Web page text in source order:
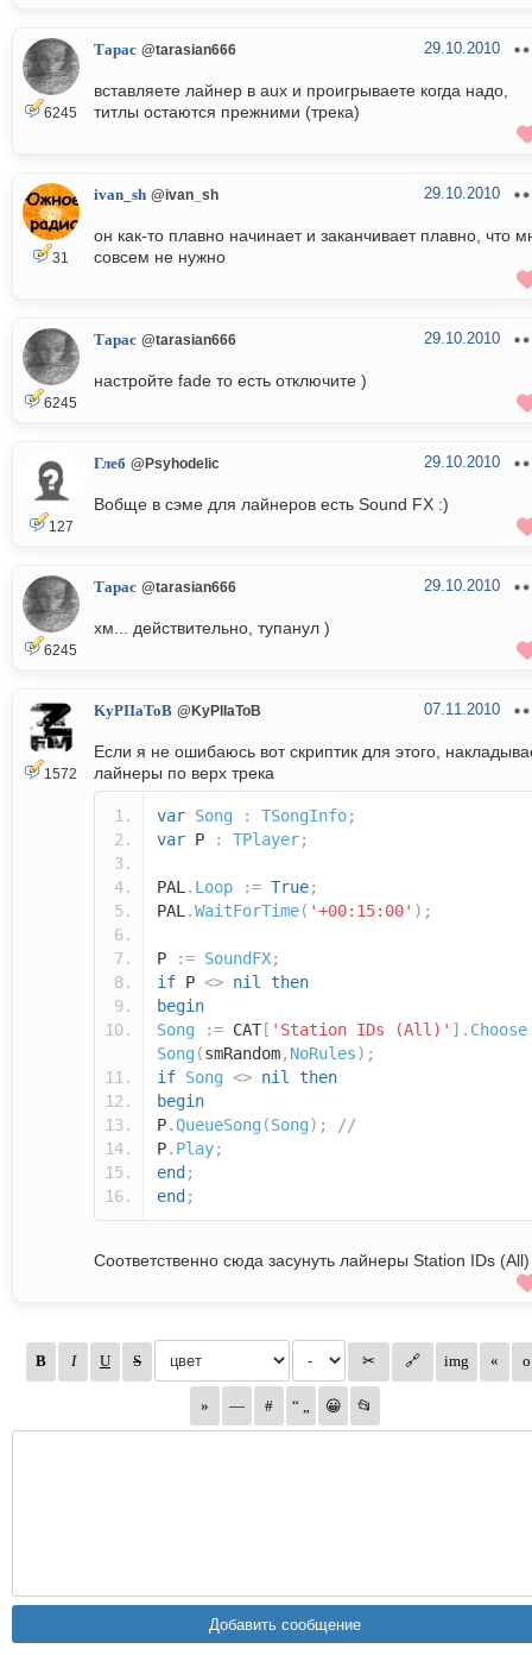
6245
Тарас @tarasian666 29.10.2010
вставляете лайнер в aux и проигрываете когда надо,
титлы остаются прежними (трека)
31
ivan_sh @ivan_sh 29.10.2010
он как-то плавно начинает и заканчивает плавно, что
совсем не нужно
6245
Тарас @tarasian666 29.10.2010
настройте fade то есть отключите )
127
Глеб @Psyhodelic 29.10.2010
Вобще в сэме для лайнеров есть Sound FX :)
6245
Тарас @tarasian666 29.10.2010
хм... действительно, тупанул )
1572
KyPIIaToB @KyPIIaToB 07.11.2010
Если я не ошибаюсь вот скриптик для этого,
лайнеры по верх трека
var Song : TSongInfo;
var P : TPlayer;
PAL . Loop := True;
PAL .WaitForTime( '+00:15:00' );
P := SoundFX;
if P <> nil
then
begin
Song
:= CAT [ 'Station IDs (All)' ]. Choose
Song (smRandom, NoRules);
if Song <> nil
then
begin
P.QueueSong (Song);
//
P. Play;
end ;
end ;
Соответственно сюда засунуть лайнеры Station IDs (All)